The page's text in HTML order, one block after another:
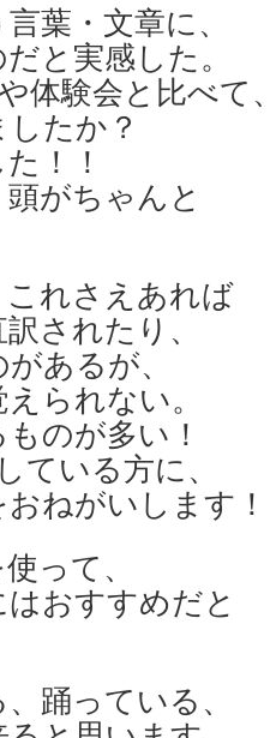
葉・文章に、
と実感した。
体験会と比べて
たか？
！！
がちゃんと
れさえあれば
されたり、
あるが、
られない。
のが多い！
ている方に、
ねがいします！
って、
おすすめだと
踊っている、